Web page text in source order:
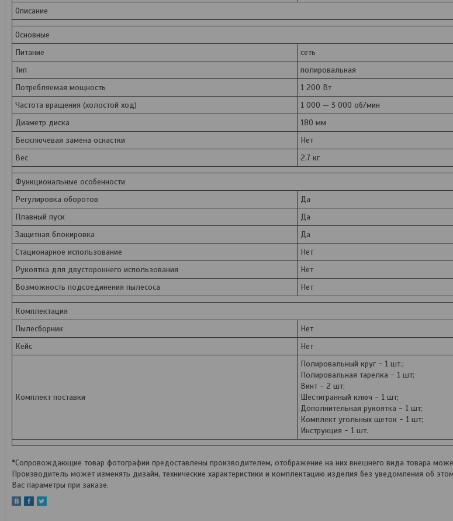
Описание
Основные
Питание
сеть
Тип
полировальная
Потребляемая мощность
1 200 Вт
Частота вращения (холостой ход)
1 000 — 3 000 об/мин
Диаметр диска
180 мм
Бесключевая замена оснастки
Нет
Вес
2.7 кг
Функциональные особенности
Регулировка оборотов
Да
Плавный пуск
Да
Защитная блокировка
Да
Стационарное использование
Нет
Рукоятка для двустороннего использования
Нет
Возможность подсоединения пылесоса
Нет
Комплектация
Пылесборник
Нет
Кейс
Нет
Комплект поставки
Полировальный круг - 1 шт.;
Полировальная тарелка - 1 шт;
Винт - 2 шт;
Шестигранный ключ - 1 шт;
Дополнительная рукоятка - 1 шт;
Комплект угольных щеток - 1 шт;
Инструкция - 1 шт.
*Сопровождающие товар фотографии предоставлены производителем, отображение на них внешнего вида товара
Производитель может изменять дизайн, технические характеристики и комплектацию изделия без уведомления об
Вас параметры при заказе.